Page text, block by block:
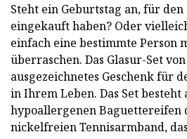
Steht ein Geburtstag an, für den
eingekauft haben? Oder
einfach eine bestimmte Person
überraschen. Das Glasur-Set
ausgezeichnetes Geschenk für
in Ihrem Leben. Das Set besteht
hypoallergenen Baguettereifen
nickelfreien Tennisarmband,